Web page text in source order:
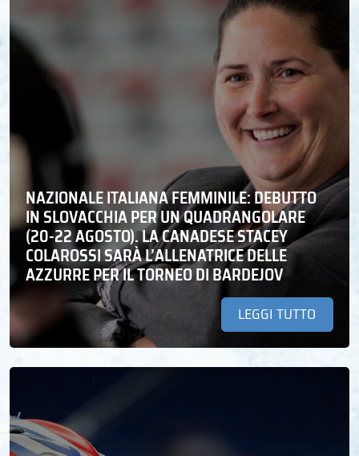
NAZIONALE ITALIANA FEMMINILE: DEBUTTO
IN SLOVACCHIA PER UN QUADRANGOLARE
(20-22 AGOSTO). LA CANADESE STACEY
COLAROSSI SARÀ L’ALLENATRICE DELLE
AZZURRE PER IL TORNEO DI BARDEJOV
LEGGI TUTTO